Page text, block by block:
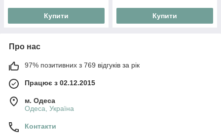
Купити Купити
Про нас
97% позитивних з 769 відгуків за рік
Працює з 02.12.2015
м. Одеса
Одеса, Україна
Контакти